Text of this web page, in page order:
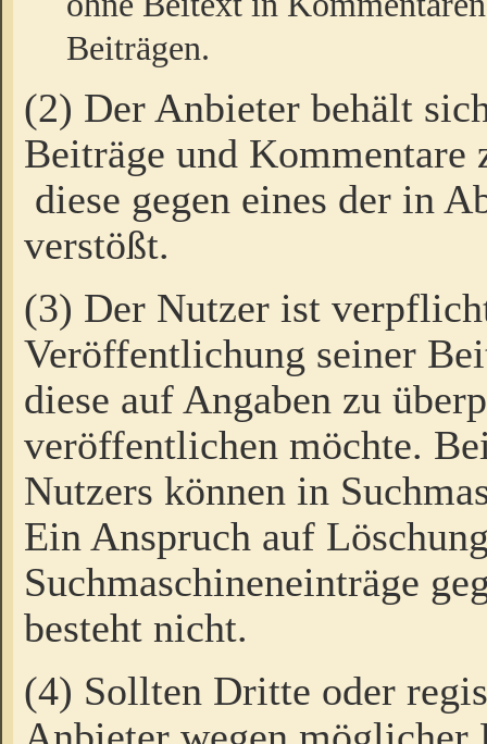
Beiträgen.
(2) Der Anbieter behält
Beiträge und Kommentare
diese gegen eines der in
verstößt.
(3) Der Nutzer ist
Veröffentlichung seiner
diese auf Angaben zu
veröffentlichen möchte.
Nutzers können in
Ein Anspruch auf
Suchmaschineneinträge
besteht nicht.
(4) Sollten Dritte oder